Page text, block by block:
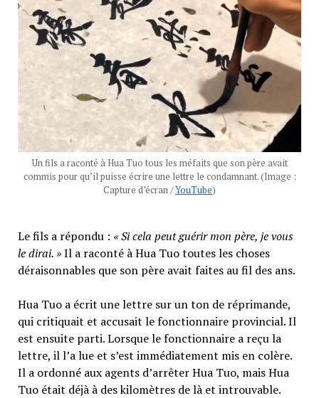
Un fils a raconté à Hua Tuo tous les méfaits que son père avait
commis pour qu’il puisse écrire une lettre le condamnant. (Image :
Capture d’écran /YouTube)
Le fils a répondu : « Si cela peut guérir mon père, je vous
le dirai. »Il a raconté à Hua Tuo toutes les choses
déraisonnables que son père avait faites au fil des ans.
Hua Tuo a écrit une lettre sur un ton de réprimande,
qui critiquait et accusait le fonctionnaire provincial. Il
est ensuite parti. Lorsque le fonctionnaire a reçu la
lettre, il l’a lue et s’est immédiatement mis en colère.
Il a ordonné aux agents d’arrêter Hua Tuo, mais Hua
Tuo était déjà à des kilomètres de là et introuvable.